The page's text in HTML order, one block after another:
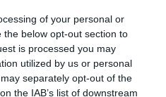
of your personal or
below opt-out section to
is processed you may
utilized by us or personal
separately opt-out of the
the IAB’s list of downstream
Egy
10